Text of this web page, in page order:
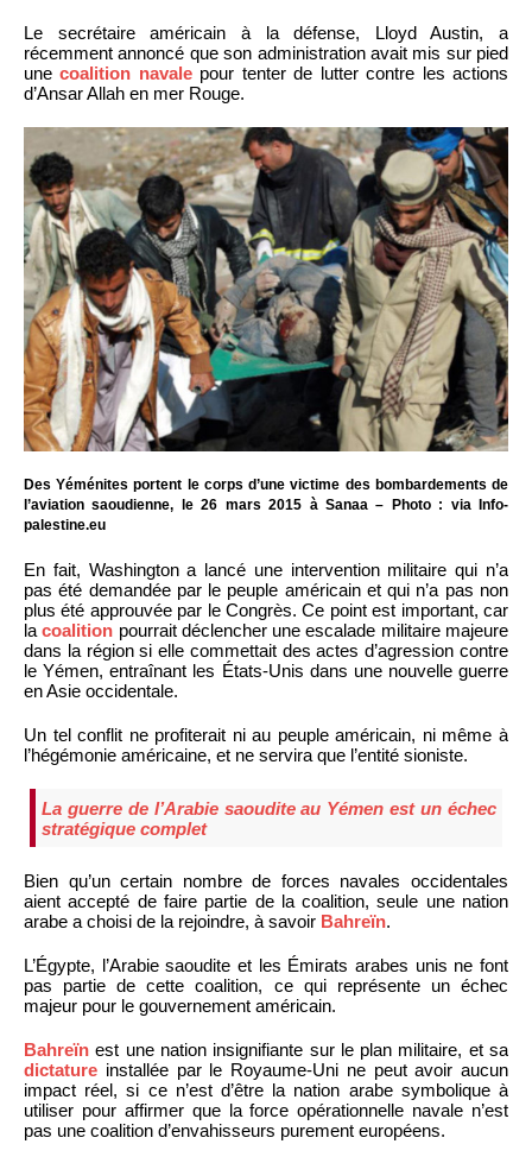
Le secrétaire américain à la défense, Lloyd Austin, a
récemment annoncé que son administration avait mis sur pied
unecoalition navalepour tenter de lutter contre les actions
d’Ansar Allah en mer Rouge.
Des Yéménites portent le corps d’une victime des bombardements de
l’aviation saoudienne, le 26 mars 2015 à Sanaa – Photo : via Info-
palestine.eu
En fait, Washington a lancé une intervention militaire qui n’a
pas été demandée par le peuple américain et qui n’a pas non
plus été approuvée par le Congrès. Ce point est important, car
lacoalition pourrait déclencher une escalade militaire majeure
dans la région si elle commettait des actes d’agression contre
le Yémen, entraînant les États-Unis dans une nouvelle guerre
en Asie occidentale.
Un tel conflit ne profiterait ni au peuple américain, ni même à
l’hégémonie américaine, et ne servira que l’entité sioniste.
La guerre de l’Arabie saoudite au Yémen est un échec
stratégique complet
Bien qu’un certain nombre de forces navales occidentales
aient accepté de faire partie de la coalition, seule une nation
arabe a choisi de la rejoindre, à savoir Bahreïn.
L’Égypte, l’Arabie saoudite et les Émirats arabes unis ne font
pas partie de cette coalition, ce qui représente un échec
majeur pour le gouvernement américain.
Bahreïn est une nation insignifiante sur le plan militaire, et sa
dictature installée par le Royaume-Uni ne peut avoir aucun
impact réel, si ce n’est d’être la nation arabe symbolique à
utiliser pour affirmer que la force opérationnelle navale n’est
pas une coalition d’envahisseurs purement européens.